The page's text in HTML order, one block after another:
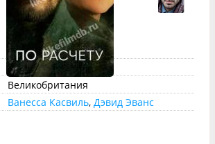
imdb: 6.7КП:7.1
триллер
Великобритания
Ванесса Касвиль, Дэвид Эванс